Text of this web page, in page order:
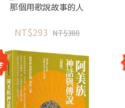
那個用歌說故事的人
NT$293 NT$380